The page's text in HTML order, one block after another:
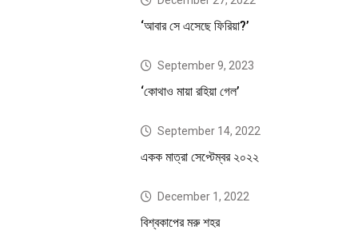
‘আবার সে এসেছে ফিরিয়া?’
September 9, 2023
‘কোথাও মায়া রহিয়া গেল’
September 14, 2022
একক মাত্রা সেপ্টেম্বর ২০২২
December 1, 2022
বিশ্বকাপের মরু শহর